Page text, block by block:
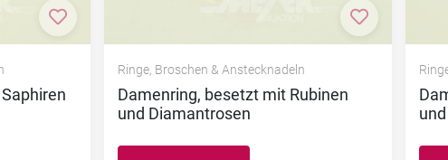
Zur Merkliste hinzufügen Zur
Ringe, Broschen & Anstecknadeln
Damenring, besetzt mit Rubinen
und Diamantrosen